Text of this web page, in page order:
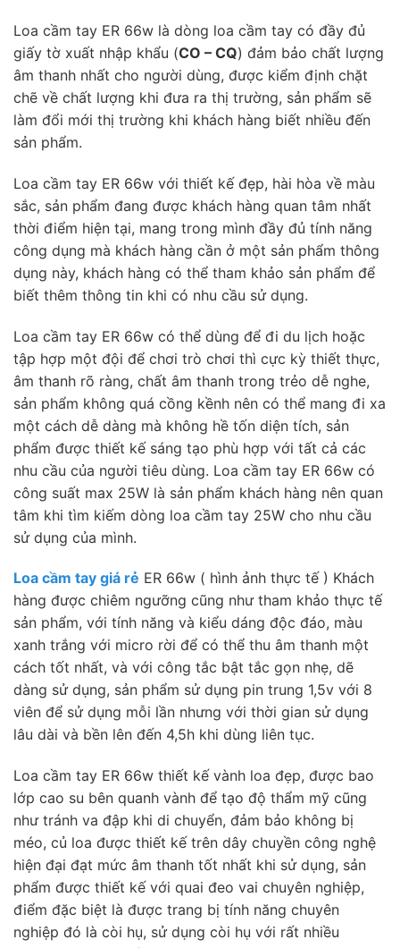
Loa cầm tay ER 66w là dòng loa cầm tay có đầy đủ
giấy tờ xuất nhập khẩu (CO – CQ) đảm bảo chất lượng
âm thanh nhất cho người dùng, được kiểm định chặt
chẽ về chất lượng khi đưa ra thị trường, sản phẩm sẽ
làm đổi mới thị trường khi khách hàng biết nhiều đến
sản phẩm.
Loa cầm tay ER 66w với thiết kế đẹp, hài hòa về màu
sắc, sản phẩm đang được khách hàng quan tâm nhất
thời điểm hiện tại, mang trong mình đầy đủ tính năng
công dụng mà khách hàng cần ở một sản phẩm thông
dụng này, khách hàng có thể tham khảo sản phẩm để
biết thêm thông tin khi có nhu cầu sử dụng.
Loa cầm tay ER 66w có thể dùng để đi du lịch hoặc
tập hợp một đội để chơi trò chơi thì cực kỳ thiết thực,
âm thanh rõ ràng, chất âm thanh trong trẻo dễ nghe,
sản phẩm không quá cồng kềnh nên có thể mang đi xa
một cách dễ dàng mà không hề tốn diện tích, sản
phẩm được thiết kế sáng tạo phù hợp với tất cả các
nhu cầu của người tiêu dùng. Loa cầm tay ER 66w có
công suất max 25W là sản phẩm khách hàng nên quan
tâm khi tìm kiếm dòng loa cầm tay 25W cho nhu cầu
sử dụng của mình.
Loa cầm tay giá rẻ ER 66w ( hình ảnh thực tế ) Khách
hàng được chiêm ngưỡng cũng như tham khảo thực tế
sản phẩm, với tính năng và kiểu dáng độc đáo, màu
xanh trắng với micro rời để có thể thu âm thanh một
cách tốt nhất, và với công tắc bật tắc gọn nhẹ, dẽ
dàng sử dụng, sản phẩm sử dụng pin trung 1,5v với 8
viên để sử dụng mỗi lần nhưng với thời gian sử dụng
lâu dài và bền lên đến 4,5h khi dùng liên tục.
Loa cầm tay ER 66w thiết kế vành loa đẹp, được bao
lớp cao su bên quanh vành để tạo độ thẩm mỹ cũng
như tránh va đập khi di chuyển, đảm bảo không bị
méo, củ loa được thiết kế trên dây chuyền công nghệ
hiện đại đạt mức âm thanh tốt nhất khi sử dụng, sản
phẩm được thiết kế với quai đeo vai chuyên nghiệp,
điểm đặc biệt là được trang bị tính năng chuyên
nghiệp đó là còi hụ, sử dụng còi hụ với rất nhiều